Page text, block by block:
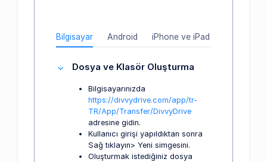
Bilgisayar Android iPhone ve iPad
Dosya ve Klasör Oluşturma
Bilgisayarınızda
https://divvydrive.com/app/tr-
TR/App/Transfer/DivvyDrive
adresine gidin.
Kullanıcı girişi yapıldıktan sonra
Sağ tıklayın> Yeni simgesini.
Oluşturmak istediğiniz dosya